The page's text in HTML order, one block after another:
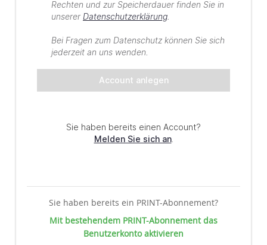
Sie haben bereits ein PRINT-Abonnement?
Mit bestehendem PRINT-Abonnement das
Benutzerkonto aktivieren